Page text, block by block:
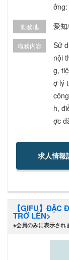
không làm
月 給与: 月給210,000円～ 賞与: 年2回（初年度1ヶ
月分、
20時
ã hội đầy đủ Hỗ
thuê
chồng
（月5,000円）
円 休日：日曜・祝日、夏季休暇、年末年始、慶弔
休
勤務地 愛知
職務内容
Sử
nội thất Thiết kế nội thất
g,
ợ lý
công ty thi
h,
ợc
lập Mac(Apple)上で**Vectorworks (CAD)**を使用
した内
場ホー
し、
ン
求人情報
【GIFU】ĐẶC
TRỞ LÊN>
※会員のみに表示され